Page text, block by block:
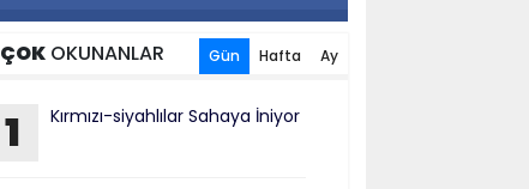
ÇOKOKUNANLAR Gün Hafta Ay
1 Kırmızı-siyahlılar Sahaya İniyor